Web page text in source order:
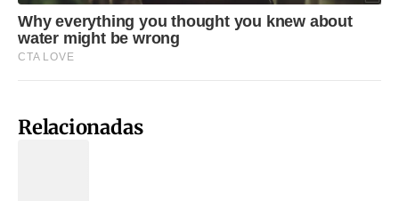
Relacionadas